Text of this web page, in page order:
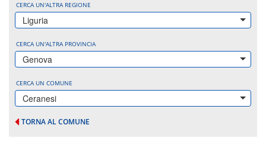
CERCA UN'ALTRA REGIONE
Liguria
CERCA UN'ALTRA PROVINCIA
Genova
CERCA UN COMUNE
Ceranesi
TORNA AL COMUNE